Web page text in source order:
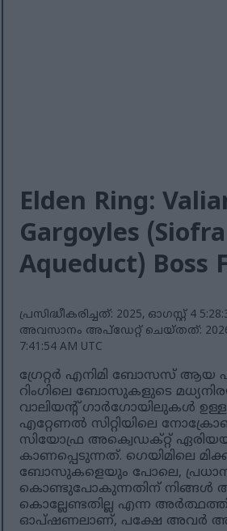
Elden Ring:
Gargoyles (Siofra
Aqueduct) Boss
പ്രസിദ്ധീകരിച്ചത്: 2025, ഓഗസ്റ്റ് 4
അവസാനം അപ്ഡേറ്റ് ചെയ്തത്:
7:41:54 AM UTC
ഗ്രേറ്റർ എനിമി ബോസസ്
റിംഗിലെ ബോസുകളുടെ
വാലിയന്റ് ഗാർഗോയിലുകൾ
എറ്റേണൽ സിറ്റിയിലെ
സിയോഫ്ര അക്വെഡക്റ്റ്
കാണപ്പെടുന്നത്. ഗെയിമിലെ
ബോസുകളെയും പോലെ, പ്രധാന
കൊണ്ടുപോകുന്നതിന് നിങ്ങൾ
കൊല്ലേണ്ടതില്ല എന്ന
ഓപ്ഷണലാണ്, പക്ഷേ അവർ